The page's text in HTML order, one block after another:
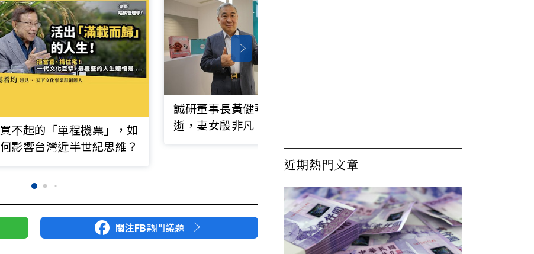
買不起的「單程機票」，如
何影響台灣近半世紀思維？
誠研董事長黃健華67歲病
逝，妻女殷非凡、黃茯是否
關注FB熱門議題
近期熱門文章